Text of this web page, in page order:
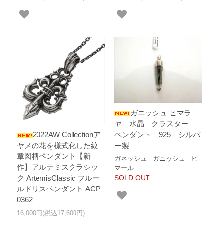
2022AW Collectionア
ヤメの花を様式化した紋
章図柄ペンダント【新
作】アルテミスクラシッ
ク ArtemisClassic フルー
ルドリスペンダント ACP
0362
16,000円(税込17,600円)
ガニッシュ ヒマラ
ヤ 水晶 クラスター
ペンダント 925 シルバ
ー製
ガネッシュ ガニッシュ ヒ
マール
SOLD OUT